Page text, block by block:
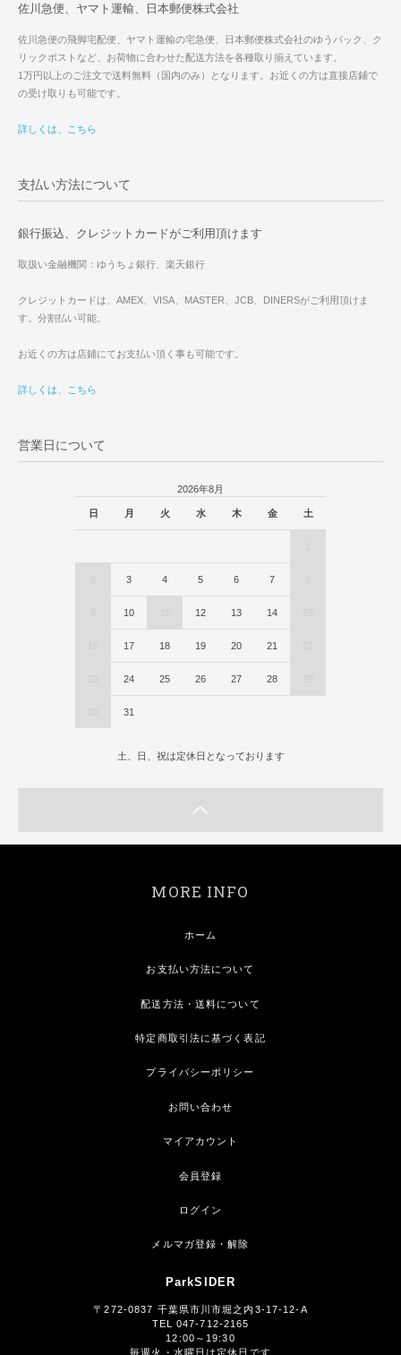
佐川急便、ヤマト運輸、日本郵便株式会社
佐川急便の飛脚宅配便、ヤマト運輸の宅急便、日本郵便株式会社のゆうパック、ク
リックポストなど、お荷物に合わせた配送方法を各種取り揃えています。
1万円以上のご注文で送料無料（国内のみ）となります。お近くの方は直接店鋪で
の受け取りも可能です。
詳しくは、こちら
支払い方法について
銀行振込、クレジットカードがご利用頂けます
取扱い金融機関：ゆうちょ銀行、楽天銀行
クレジットカードは、AMEX、VISA、MASTER、JCB、DINERSがご利用頂けま
す。分割払い可能。
お近くの方は店鋪にてお支払い頂く事も可能です。
詳しくは、こちら
営業日について
2026年8月
日 月 火 水 木 金 土
3 4 5 6 7
10 12 13 14
17 18 19 20 21
24 25 26 27 28
31
土、日、祝は定休日となっております
MORE INFO
ホーム
お支払い方法について
配送方法・送料について
特定商取引法に基づく表記
プライバシーポリシー
お問い合わせ
マイアカウント
会員登録
ログイン
メルマガ登録・解除
ParkSIDER
〒272-0837 千葉県市川市堀之内3-17-12-A
TEL 047-712-2165
12:00～19:30
毎週火・水曜日は定休日です